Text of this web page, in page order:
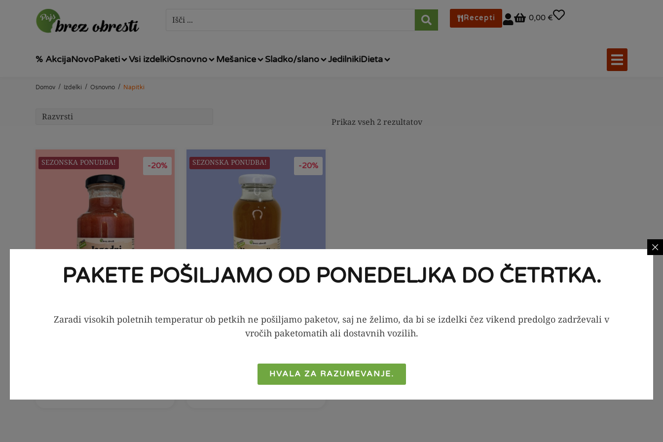
Recepti 0,00 €
% AkcijaNovoPaketi Vsi izdelkiOsnovno Mešanice Sladko/slano JedilnikiDieta
Domov / Izdelki / Osnovno / Napitki
Prikaz vseh 2 rezultatov
-20%
SEZONSKA PONUDBA! -20%
SEZONSKA PONUDBA!
Meta - melisa sirup, 250ml
2,39€
PAKETE POŠILJAMO OD PONEDELJKA DO ČETRTKA.
Zaradi visokih poletnih temperatur ob petkih ne pošiljamo paketov, saj ne želimo, da bi se izdelki čez vikend predolgo zadrževali v
vročih paketomatih ali dostavnih vozilih.
HVALA ZA RAZUMEVANJE.